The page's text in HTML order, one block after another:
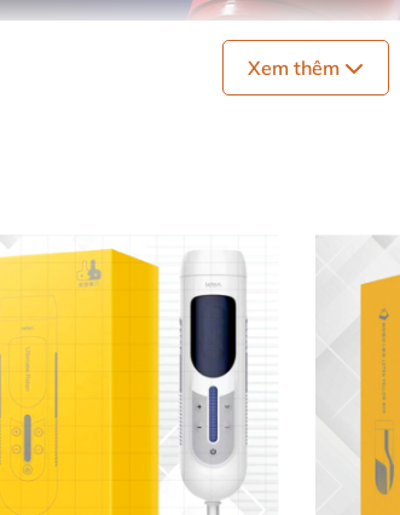
Xem thêm